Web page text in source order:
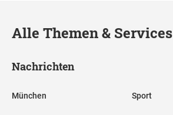
Alle Themen & Services
Nachrichten
München Sport